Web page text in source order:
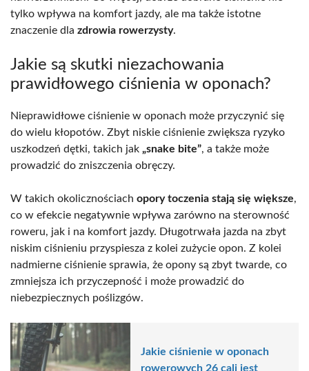
tylko wpływa na komfort jazdy, ale ma także istotne
znaczenie dla zdrowia rowerzysty.
Jakie są skutki niezachowania
prawidłowego ciśnienia w oponach?
Nieprawidłowe ciśnienie w oponach może przyczynić się
do wielu kłopotów. Zbyt niskie ciśnienie zwiększa ryzyko
uszkodzeń dętki, takich jak „snake bite”, a także może
prowadzić do zniszczenia obręczy.
W takich okolicznościach opory toczenia stają się większe,
co w efekcie negatywnie wpływa zarówno na sterowność
roweru, jak i na komfort jazdy. Długotrwała jazda na zbyt
niskim ciśnieniu przyspiesza z kolei zużycie opon. Z kolei
nadmierne ciśnienie sprawia, że opony są zbyt twarde, co
zmniejsza ich przyczepność i może prowadzić do
niebezpiecznych poślizgów.
Jakie ciśnienie w oponach
rowerowych 26 cali jest